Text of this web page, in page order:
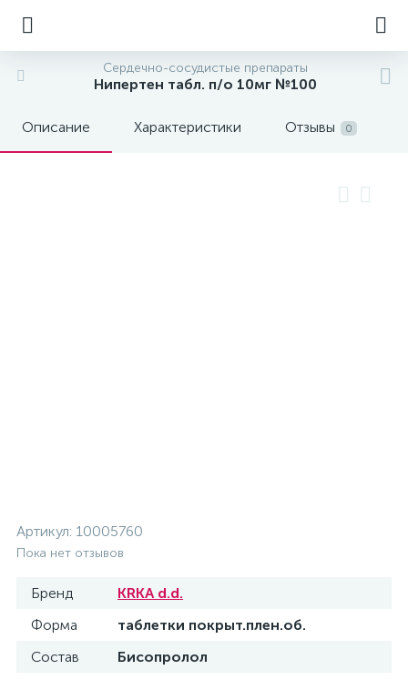
Сердечно-сосудистые препараты
Нипертен табл. п/о 10мг №100
Описание Характеристики Отзывы 0
Артикул: 10005760
Пока нет отзывов
Бренд
KRKA d.d.
Форма
таблетки покрыт.плен.об.
Состав
Бисопролол